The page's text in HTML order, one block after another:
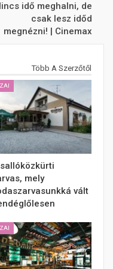
idő meghalni, de
csak lesz időd
megnézni! | Cinemax
Több A Szerzőtől
mely
vált